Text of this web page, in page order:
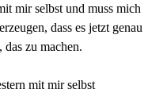
mir selbst und muss mich
dass es jetzt genau
das zu machen.
mit mir selbst